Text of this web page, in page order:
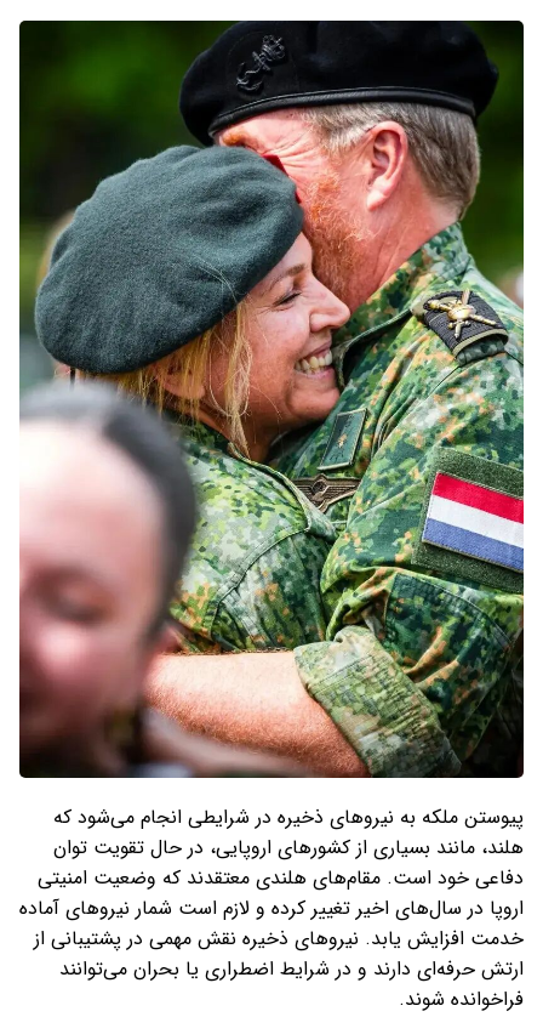
پیوستن ملکه به نیروهای ذخیره در شرایطی انجام می‌شود که
هلند، مانند بسیاری از کشورهای اروپایی، در حال تقویت توان
دفاعی خود است. مقام‌های هلندی معتقدند که وضعیت امنیتی
اروپا در سال‌های اخیر تغییر کرده و لازم است شمار نیروهای آماده
خدمت افزایش یابد. نیروهای ذخیره نقش مهمی در پشتیبانی از
ارتش حرفه‌ای دارند و در شرایط اضطراری یا بحران می‌توانند
فراخوانده شوند.